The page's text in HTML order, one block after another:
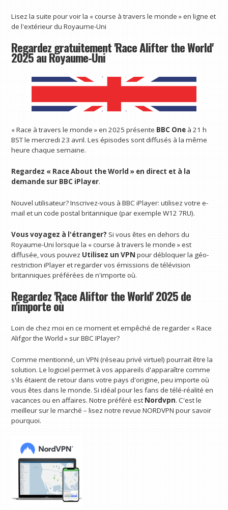
Lisez la suite pour voir la « course à travers le monde » en ligne et
de l'extérieur du Royaume-Uni
Regardez gratuitement 'Race Alifter the World'
2025 au Royaume-Uni
« Race à travers le monde » en 2025 présente BBC One à 21 h
BST le mercredi 23 avril. Les épisodes sont diffusés à la même
heure chaque semaine.
Regardez « Race About the World » en direct et à la
demande sur BBC iPlayer.
Nouvel utilisateur? Inscrivez-vous à BBC iPlayer: utilisez votre e-
mail et un code postal britannique (par exemple W12 7RU).
Vous voyagez à l'étranger? Si vous êtes en dehors du
Royaume-Uni lorsque la « course à travers le monde » est
diffusée, vous pouvez Utilisez un VPN pour débloquer la géo-
restriction iPlayer et regarder vos émissions de télévision
britanniques préférées de n'importe où.
Regardez 'Race Aliftor the World' 2025 de
n'importe où
Loin de chez moi en ce moment et empêché de regarder « Race
Alifgor the World » sur BBC IPlayer?
Comme mentionné, un VPN (réseau privé virtuel) pourrait être la
solution. Le logiciel permet à vos appareils d'apparaître comme
s'ils étaient de retour dans votre pays d'origine, peu importe où
vous êtes dans le monde. Si idéal pour les fans de télé-réalité en
vacances ou en affaires. Notre préféré est Nordvpn. C'est le
meilleur sur le marché – lisez notre revue NORDVPN pour savoir
pourquoi.